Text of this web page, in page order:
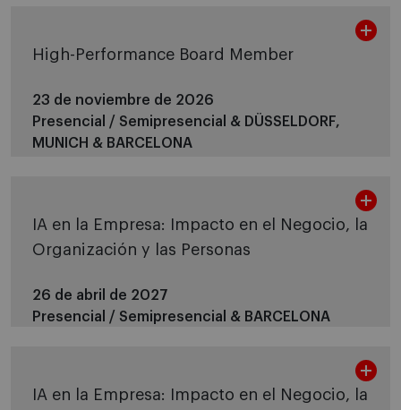
High-Performance Board Member
23 de noviembre de 2026
Presencial / Semipresencial & DÜSSELDORF,
MUNICH & BARCELONA
IA en la Empresa: Impacto en el Negocio, la
Organización y las Personas
26 de abril de 2027
Presencial / Semipresencial & BARCELONA
IA en la Empresa: Impacto en el Negocio, la